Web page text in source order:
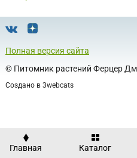
Полная версия сайта
© Питомник растений Ферцер
Создано в 3webcats
Главная Каталог